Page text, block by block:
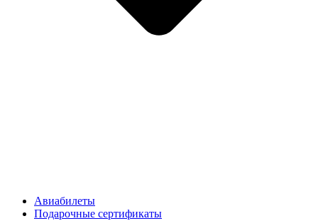
Авиабилеты
Подарочные сертификаты